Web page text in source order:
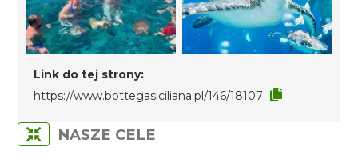
Link do tej strony:
https://www.bottegasiciliana.pl/146/18107
NASZE CELE